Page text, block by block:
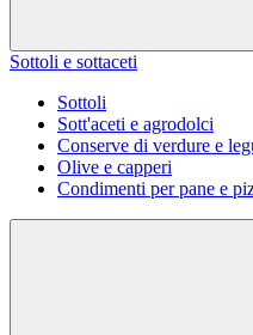
Sottoli e sottaceti
Sottoli
Sott'aceti e agrodolci
Conserve di verdure e
Olive e capperi
Condimenti per pane e